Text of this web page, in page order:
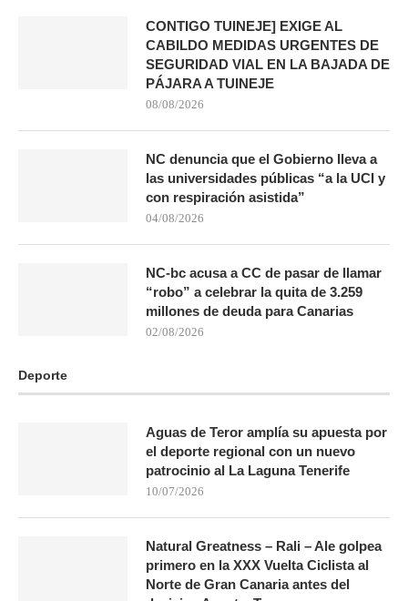
CONTIGO TUINEJE] EXIGE AL
CABILDO MEDIDAS URGENTES DE
SEGURIDAD VIAL EN LA BAJADA DE
PÁJARA A TUINEJE
08/08/2026
NC denuncia que el Gobierno lleva a
las universidades públicas “a la UCI y
con respiración asistida”
04/08/2026
NC-bc acusa a CC de pasar de llamar
“robo” a celebrar la quita de 3.259
millones de deuda para Canarias
02/08/2026
Deporte
Aguas de Teror amplía su apuesta por
el deporte regional con un nuevo
patrocinio al La Laguna Tenerife
10/07/2026
Natural Greatness – Rali – Ale golpea
primero en la XXX Vuelta Ciclista al
Norte de Gran Canaria antes del